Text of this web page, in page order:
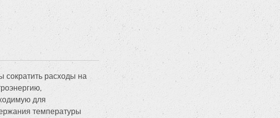
сократить расходы на
для
температуры